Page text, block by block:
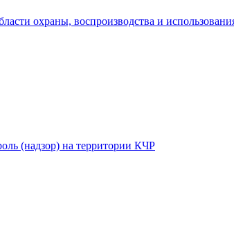
охраны, воспроизводства и
(надзор) на территории КЧР